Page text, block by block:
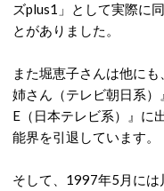
ズplus1」として実際に
とがありました。
また堀恵子さんは他に
姉さん（テレビ朝日系
E（日本テレビ系）』に
能界を引退しています。
そして、1997年5月に